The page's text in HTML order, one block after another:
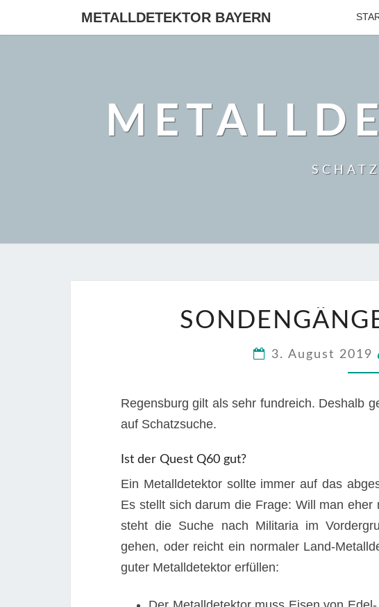
METALLDETEKTOR BAYERN
IN
3. August 2019
Regensburg gilt als sehr fundreich. Deshalb
auf Schatzsuche.
Ist der Quest Q60 gut?
Ein Metalldetektor sollte immer auf das
Es stellt sich darum die Frage: Will man
steht die Suche nach Militaria im
gehen, oder reicht ein normaler Land-
guter Metalldetektor erfüllen: